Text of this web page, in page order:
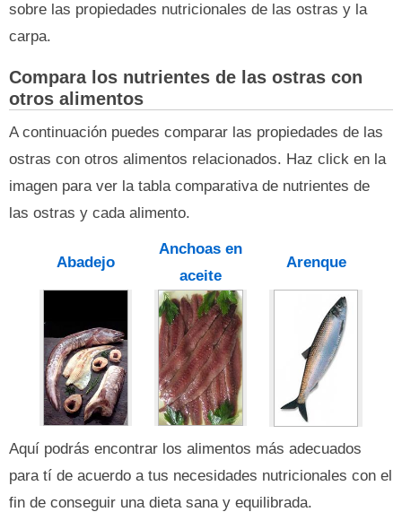
sobre las propiedades nutricionales de las ostras y la
carpa.
Compara los nutrientes de las ostras con
otros alimentos
A continuación puedes comparar las propiedades de las
ostras con otros alimentos relacionados. Haz click en la
imagen para ver la tabla comparativa de nutrientes de
las ostras y cada alimento.
Abadejo
Anchoas en
aceite
Arenque
Aquí podrás encontrar los alimentos más adecuados
para tí de acuerdo a tus necesidades nutricionales con el
fin de conseguir una dieta sana y equilibrada.